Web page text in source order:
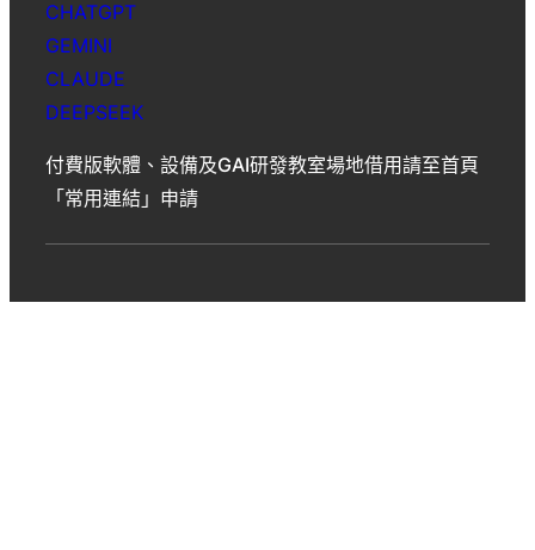
CHATGPT
GEMINI
CLAUDE
DEEPSEEK
付費版軟體、設備及GAI研發教室場地借用請至首頁
「常用連結」申請